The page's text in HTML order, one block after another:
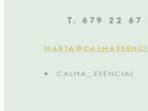
T. 679 22 67
CALMA_ESENCIAL